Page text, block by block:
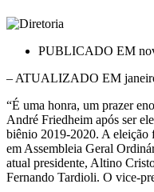
PUBLICADO EM
– ATUALIZADO EM
“É uma honra, um prazer
André Friedheim após ser
biênio 2019-2020. A eleição
em Assembleia Geral
atual presidente, Altino
Fernando Tardioli. O vice-